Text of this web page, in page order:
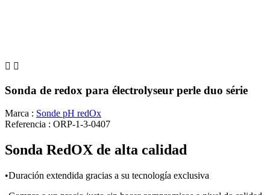
 
Sonda de redox para électrolyseur perle duo série
Marca : Sonde pH redOx
Referencia : ORP-1-3-0407
Sonda RedOX de alta calidad
•Duración extendida gracias a su tecnología exclusiva